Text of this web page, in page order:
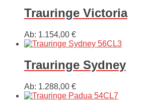
Trauringe Victoria
Ab: 1.154,00 €
Trauringe Sydney
Ab: 1.288,00 €